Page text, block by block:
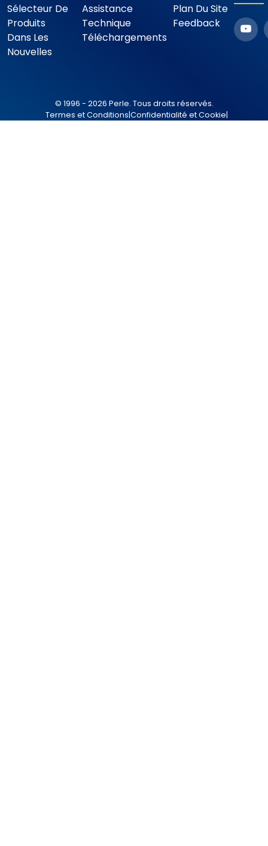
Sélecteur De
Produits
Dans Les
Nouvelles
Assistance
Technique
Téléchargements
Plan Du Site
Feedback
© 1996 - 2026 Perle. Tous droits réservés.
Termes et Conditions|Confidentialité et Cookie|